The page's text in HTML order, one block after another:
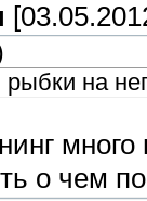
рыбки на
много
о чем